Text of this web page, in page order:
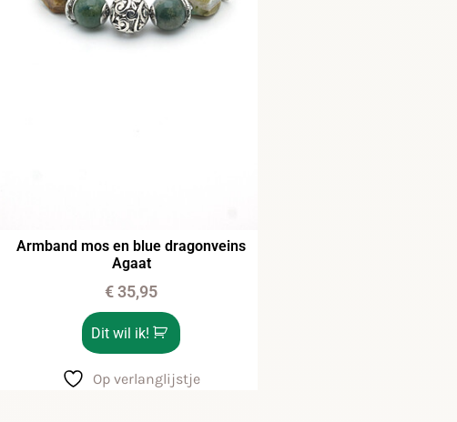
Armband mos en blue dragonveins
Agaat
€35,95
Dit wil ik!
Op verlanglijstje